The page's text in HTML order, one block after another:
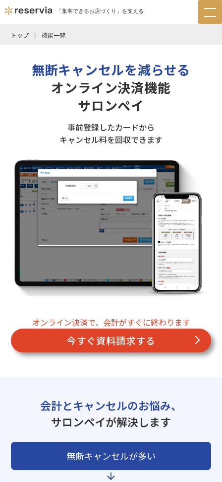
「集客できるお店づくり」を支える
トップ 機能一覧
無断キャンセルを減らせる
オンライン決済機能
サロンペイ
事前登録したカードから
キャンセル料を回収できます
オンライン決済で、会計がすぐに終わります
今すぐ資料請求する
会計とキャンセルのお悩み、
サロンペイが解決します
無断キャンセルが多い